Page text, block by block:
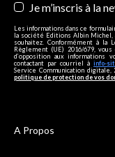
Je m’inscris à la
Les informations dans ce
la société Editions Albin
souhaitez. Conformément à la
Règlement (UE) 2016/679,
d’opposition aux informations
contactant par courriel à info-
Service Communication digitale,
politique de protection de vos
A Propos